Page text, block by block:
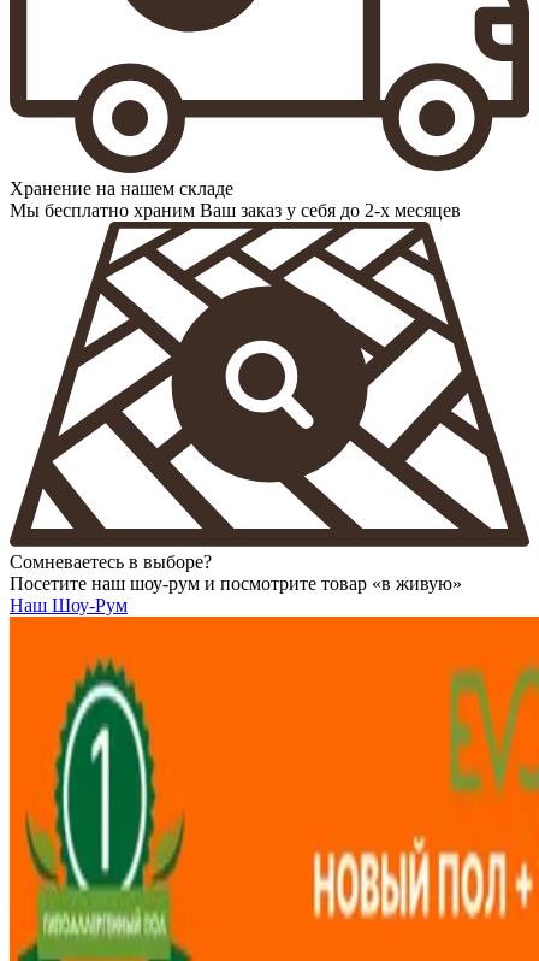
Хранение на нашем складе
Мы бесплатно храним Ваш заказ у себя до 2-х месяцев
Сомневаетесь в выборе?
Посетите наш шоу-рум и посмотрите товар «в живую»
Наш Шоу-Рум